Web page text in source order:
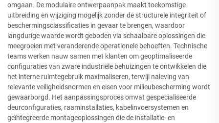
omgaan. De modulaire ontwerpaanpak maakt toekomstige
uitbreiding en wijziging mogelijk zonder de structurele integriteit of
beschermingsclassificaties in gevaar te brengen, waardoor
langdurige waarde wordt geboden via schaalbare oplossingen die
meegroeien met veranderende operationele behoeften. Technische
teams werken nauw samen met klanten om geoptimaliseerde
configuraties van zware industriële behuizingen te ontwikkelen die
het interne ruimtegebruik maximaliseren, terwijl naleving van
relevante veiligheidsnormen en eisen voor milieubescherming wordt
gewaarborgd. Het aanpassingsproces omvat gespecialiseerde
deurconfiguraties, raaminstallaties, kabelinvoersystemen en
geïntegreerde montageoplossingen die de installatie- en